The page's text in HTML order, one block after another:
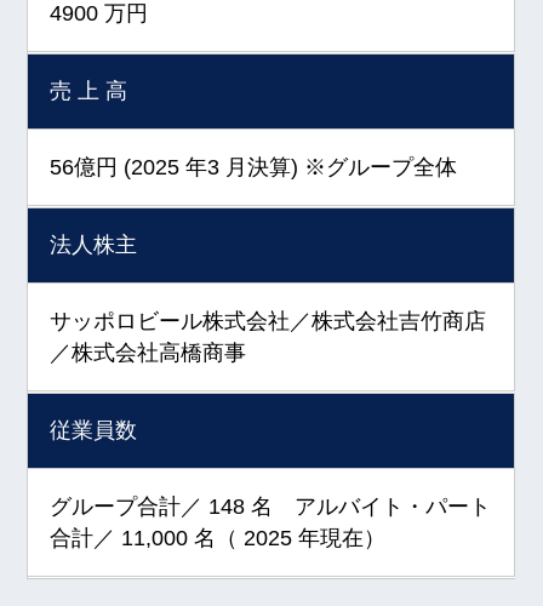
4900 万円
売 上 高
56億円 (2025 年3 月決算) ※グループ全体
法人株主
サッポロビール株式会社／株式会社吉竹商店
／株式会社高橋商事
従業員数
グループ合計／ 148 名 アルバイト・パート
合計／ 11,000 名（ 2025 年現在）